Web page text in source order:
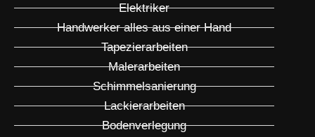
Elektriker
Handwerker alles aus einer Hand
Tapezierarbeiten
Malerarbeiten
Schimmelsanierung
Lackierarbeiten
Bodenverlegung